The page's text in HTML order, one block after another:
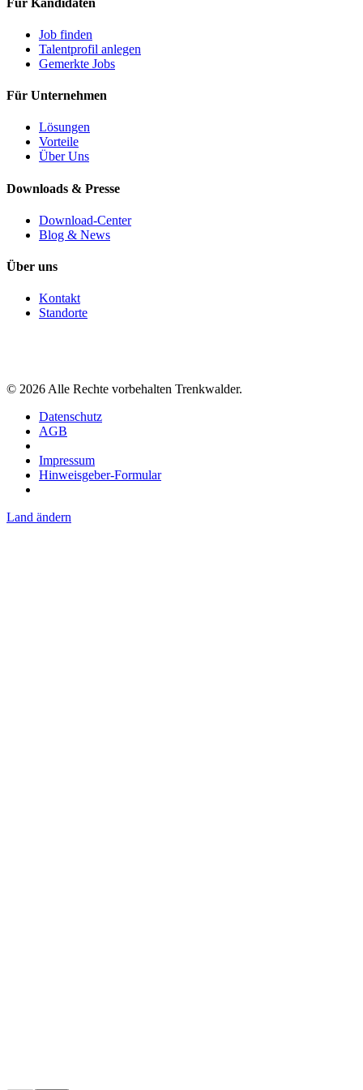
Job finden
Talentprofil anlegen
Gemerkte Jobs
Für Unternehmen
Lösungen
Vorteile
Über Uns
Downloads & Presse
Download-Center
Blog & News
Über uns
Kontakt
Standorte
© 2026 Alle Rechte vorbehalten Trenkwalder.
Datenschutz
AGB
Impressum
Hinweisgeber-Formular
Land ändern